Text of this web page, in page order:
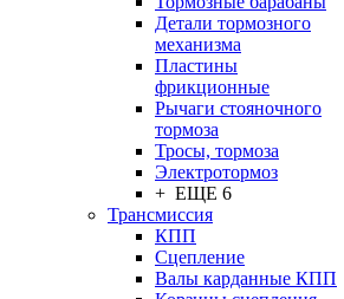
Детали тормозного
механизма
Пластины
фрикционные
Рычаги стояночного
тормоза
Тросы, тормоза
Электротормоз
+ ЕЩЕ 6
Трансмиссия
КПП
Сцепление
Валы карданные КПП